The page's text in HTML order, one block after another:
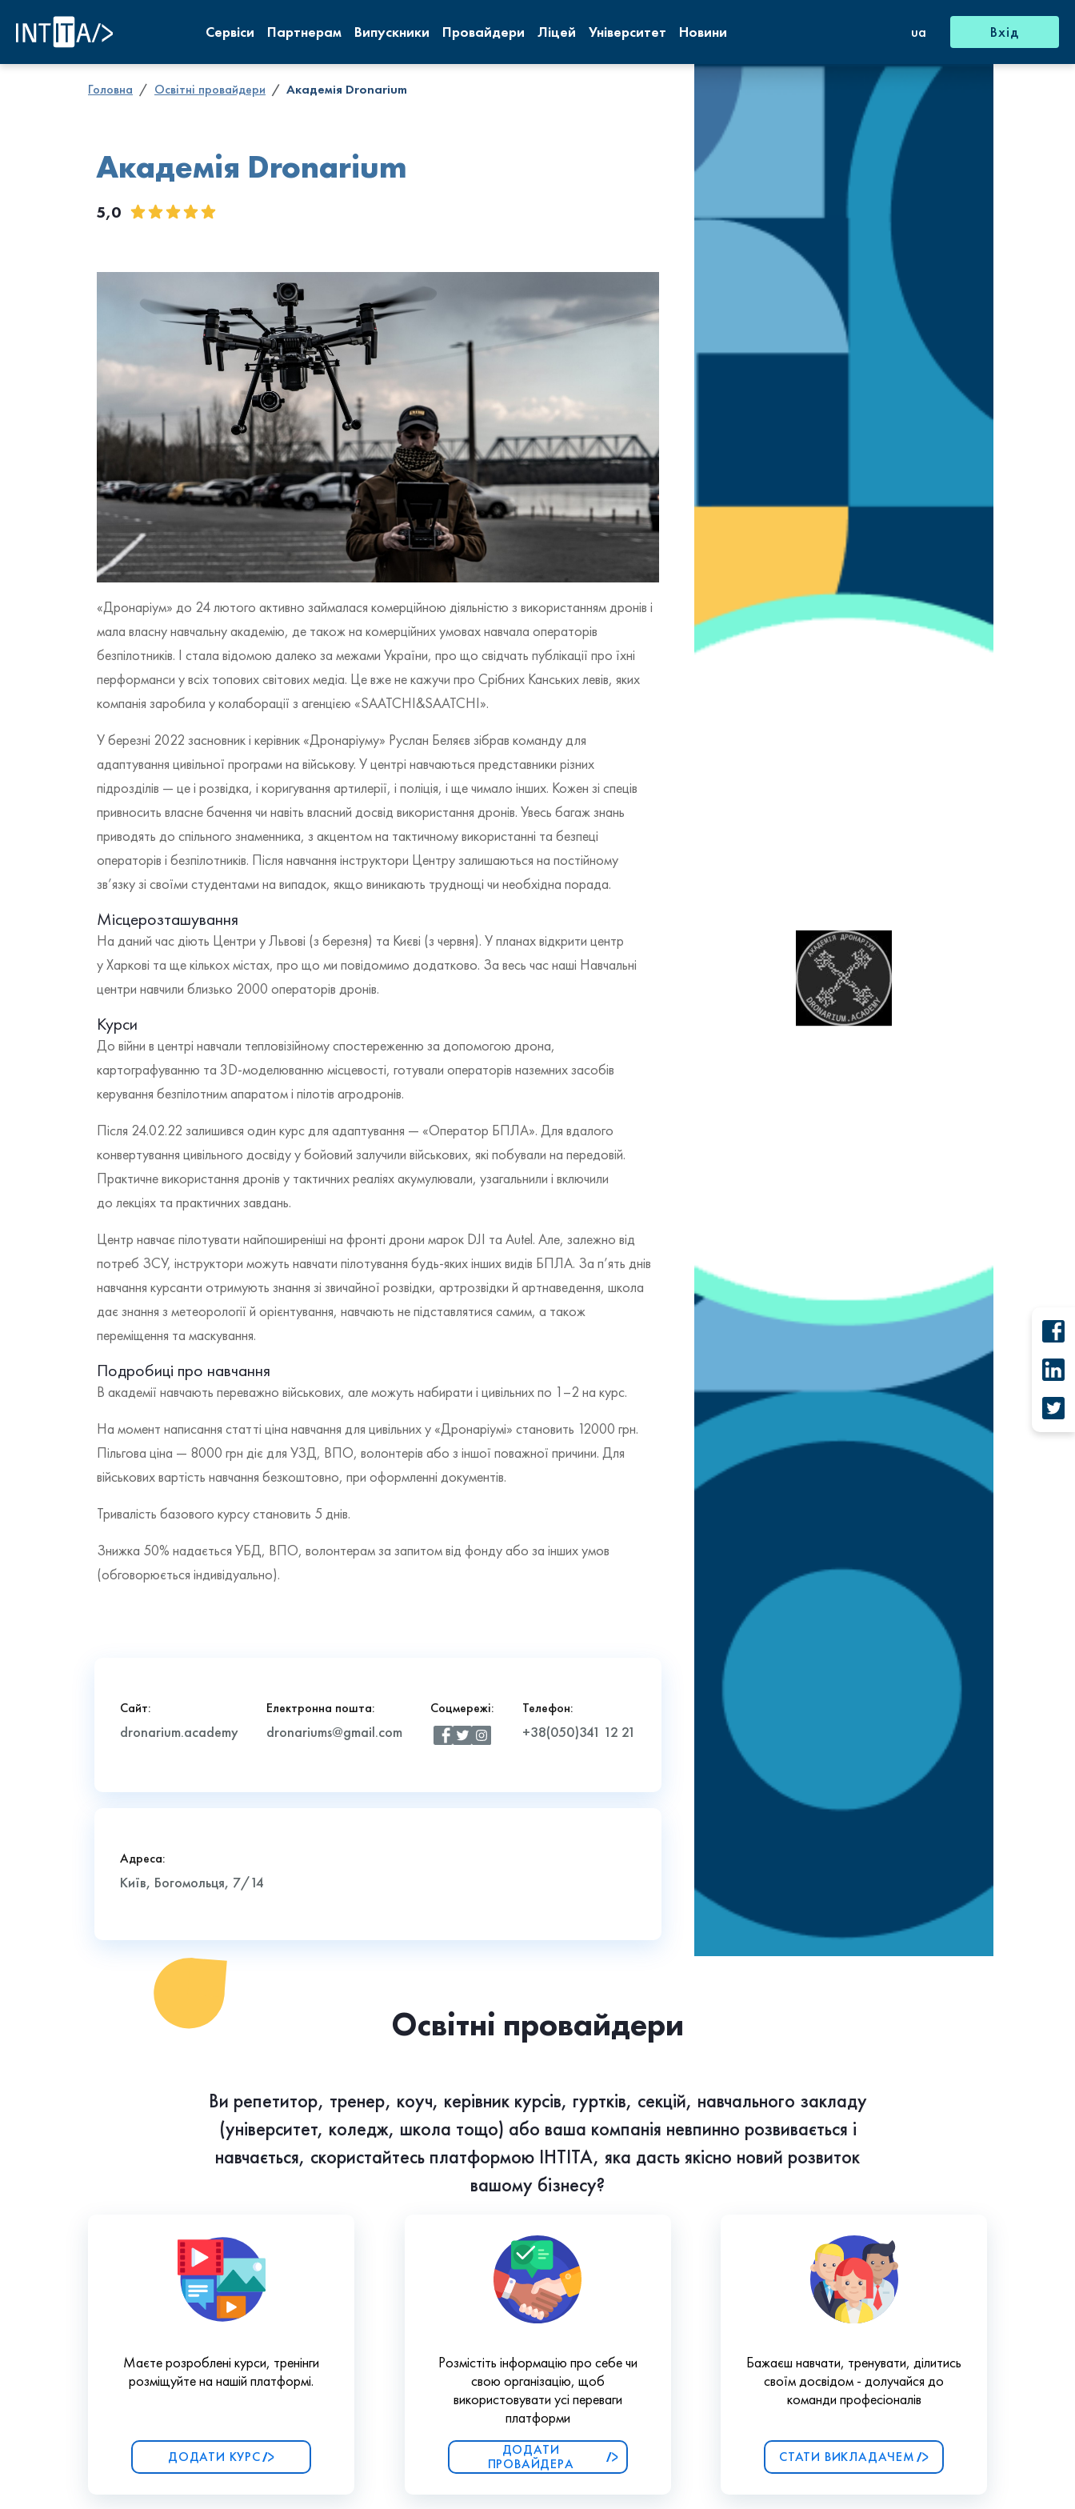
Сервіси Партнерам Випускники Провайдери Ліцей Університет Новини ua Вхід
Головна Освітні провайдери Академія Dronarium
Академія Dronarium
5,0
«Дронаріум» до 24 лютого активно займалася комерційною діяльністю з використанням дронів і
мала власну навчальну академію, де також на комерційних умовах навчала операторів
безпілотників. І стала відомою далеко за межами України, про що свідчать публікації про їхні
перформанси у всіх топових світових медіа. Це вже не кажучи про Срібних Канських левів, яких
компанія заробила у колаборації з агенцією «SAATCHI&SAATCHI».
У березні 2022 засновник і керівник «Дронаріуму» Руслан Беляєв зібрав команду для
адаптування цивільної програми на військову. У центрі навчаються представники різних
підрозділів — це і розвідка, і коригування артилерії, і поліція, і ще чимало інших. Кожен зі спеців
привносить власне бачення чи навіть власний досвід використання дронів. Увесь багаж знань
приводять до спільного знаменника, з акцентом на тактичному використанні та безпеці
операторів і безпілотників. Після навчання інструктори Центру залишаються на постійному
зв’язку зі своїми студентами на випадок, якщо виникають труднощі чи необхідна порада.
Місцерозташування
На даний час діють Центри у Львові (з березня) та Києві (з червня). У планах відкрити центр
у Харкові та ще кількох містах, про що ми повідомимо додатково. За весь час наші Навчальні
центри навчили близько 2000 операторів дронів.
Курси
До війни в центрі навчали тепловізійному спостереженню за допомогою дрона,
картографуванню та 3D-моделюванню місцевості, готували операторів наземних засобів
керування безпілотним апаратом і пілотів агродронів.
Після 24.02.22 залишився один курс для адаптування — «Оператор БПЛА». Для вдалого
конвертування цивільного досвіду у бойовий залучили військових, які побували на передовій.
Практичне використання дронів у тактичних реаліях акумулювали, узагальнили і включили
до лекціях та практичних завдань.
Центр навчає пілотувати найпоширеніші на фронті дрони марок DJI та Autel. Але, залежно від
потреб ЗСУ, інструктори можуть навчати пілотування будь-яких інших видів БПЛА. За п’ять днів
навчання курсанти отримують знання зі звичайної розвідки, артрозвідки й артнаведення, школа
дає знання з метеорології й орієнтування, навчають не підставлятися самим, а також
переміщення та маскування.
Подробиці про навчання
В академії навчають переважно військових, але можуть набирати і цивільних по 1–2 на курс.
На момент написання статті ціна навчання для цивільних у «Дронаріумі» становить 12000 грн.
Пільгова ціна — 8000 грн діє для УЗД, ВПО, волонтерів або з іншої поважної причини. Для
військових вартість навчання безкоштовно, при оформленні документів.
Тривалість базового курсу становить 5 днів.
Знижка 50% надається УБД, ВПО, волонтерам за запитом від фонду або за інших умов
(обговорюється індивідуально).
Сайт:
dronarium.academy
Електронна пошта:
dronariums@gmail.com
Телефон:
+38(050)341 12 21
Соцмережі:
Адреса:
Київ, Богомольця, 7/14
Освітні провайдери
Ви репетитор, тренер, коуч, керівник курсів, гуртків, секцій, навчального закладу
(університет, коледж, школа тощо) або ваша компанія невпинно розвивається і
навчається, скористайтесь платформою ІНТІТА, яка дасть якісно новий розвиток
вашому бізнесу?
Маєте розроблені курси, тренінги
розміщуйте на нашій платформі.
ДОДАТИ КУРС
Розмістіть інформацію про себе чи
свою організацію, щоб
використовувати усі переваги
платформи
ДОДАТИ
ПРОВАЙДЕРА
Бажаєш навчати, тренувати, ділитись
своїм досвідом - долучайся до
команди професіоналів
СТАТИ ВИКЛАДАЧЕМ